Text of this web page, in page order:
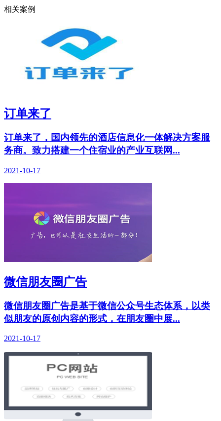
相关案例
订单来了
订单来了，国内领先的酒店信息化一体解决方案服
务商。致力搭建一个住宿业的产业互联网...
2021-10-17
微信朋友圈广告
微信朋友圈广告是基于微信公众号生态体系，以类
似朋友的原创内容的形式，在朋友圈中展...
2021-10-17